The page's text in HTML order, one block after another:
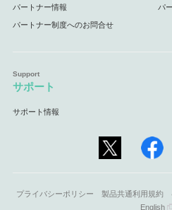
パートナー情報 パ
パートナー制度へのお問合せ
サポート
サポート情報
プライバシーポリシー 製品共通利用規約
English